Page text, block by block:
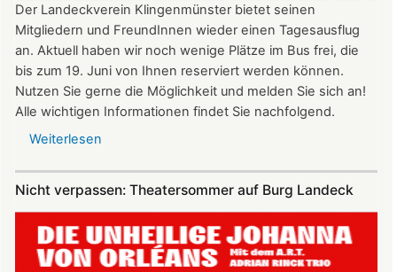
Der Landeckverein Klingenmünster bietet seinen
Mitgliedern und FreundInnen wieder einen Tagesausflug
an. Aktuell haben wir noch wenige Plätze im Bus frei, die
bis zum 19. Juni von Ihnen reserviert werden können.
Nutzen Sie gerne die Möglichkeit und melden Sie sich an!
Alle wichtigen Informationen findet Sie nachfolgend.
Weiterlesen
4.
2026
nach
Nicht verpassen: Theatersommer auf Burg Landeck